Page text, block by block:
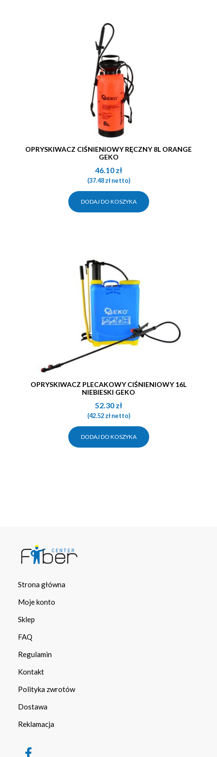
OPRYSKIWACZ CIŚNIENIOWY RĘCZNY 8L ORANGE
GEKO
46.10 zł
(37.48złnetto)
DODAJ DO KOSZYKA
OPRYSKIWACZ PLECAKOWY CIŚNIENIOWY 16L
NIEBIESKI GEKO
52.30 zł
(42.52złnetto)
DODAJ DO KOSZYKA
Strona główna
Moje konto
Sklep
FAQ
Regulamin
Kontakt
Polityka zwrotów
Dostawa
Reklamacja